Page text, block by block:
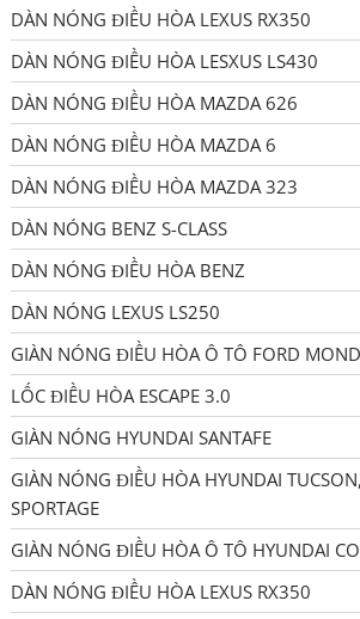
DÀN NÓNG ĐIỀU HÒA LEXUS RX350
DÀN NÓNG ĐIỀU HÒA LESXUS LS430
DÀN NÓNG ĐIỀU HÒA MAZDA 626
DÀN NÓNG ĐIỀU HÒA MAZDA 6
DÀN NÓNG ĐIỀU HÒA MAZDA 323
DÀN NÓNG BENZ S-CLASS
DÀN NÓNG ĐIỀU HÒA BENZ
DÀN NÓNG LEXUS LS250
GIÀN NÓNG ĐIỀU HÒA Ô TÔ FORD
LỐC ĐIỀU HÒA ESCAPE 3.0
GIÀN NÓNG HYUNDAI SANTAFE
GIÀN NÓNG ĐIỀU HÒA HYUNDAI
SPORTAGE
GIÀN NÓNG ĐIỀU HÒA Ô TÔ HYUNDAI
DÀN NÓNG ĐIỀU HÒA LEXUS RX350